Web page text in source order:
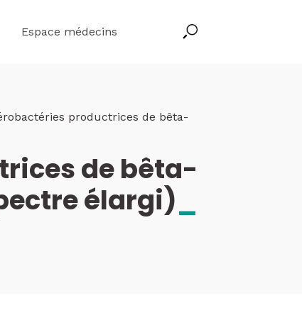
Espace médecins
productrices de bêta-
de bêta-
élargi)